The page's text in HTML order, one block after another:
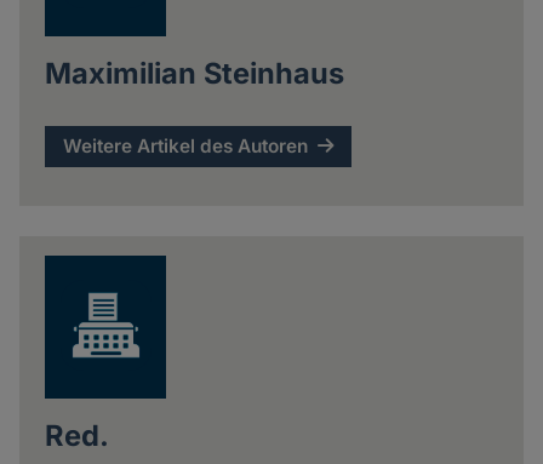
Maximilian Steinhaus
Weitere Artikel des Autoren
Red.